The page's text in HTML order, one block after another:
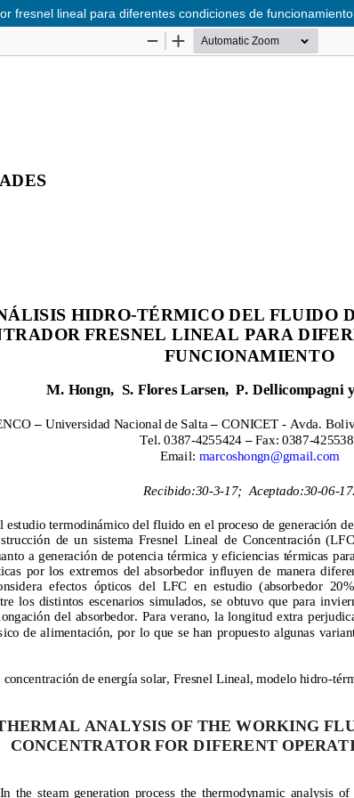
fresnel lineal para diferentes condiciones de funcionamiento